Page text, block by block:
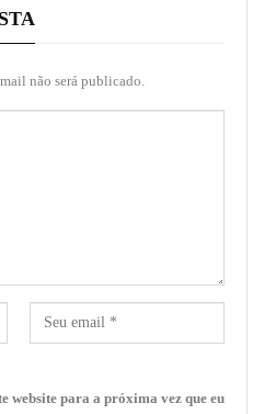
não será publicado.
website para a próxima vez que eu